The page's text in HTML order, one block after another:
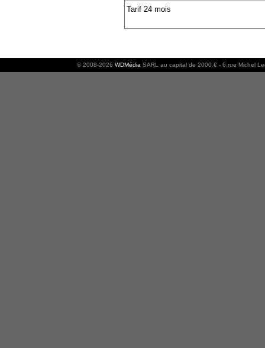
Tarif 24 mois
© 2008-2026 WDMédia SARL au capital de 2000 € - 6 rue Michel